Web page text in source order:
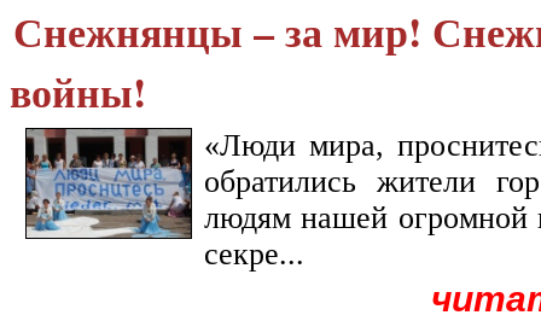
Снежнянцы – за мир!
войны!
«Люди мира,
обратились жители
людям нашей огромной
секре...